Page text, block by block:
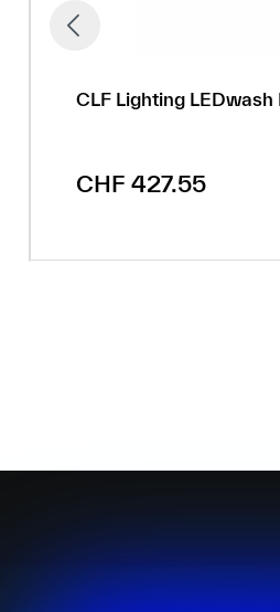
CLF Lighting LEDwash
Regulärer Preis:
CHF 427.55